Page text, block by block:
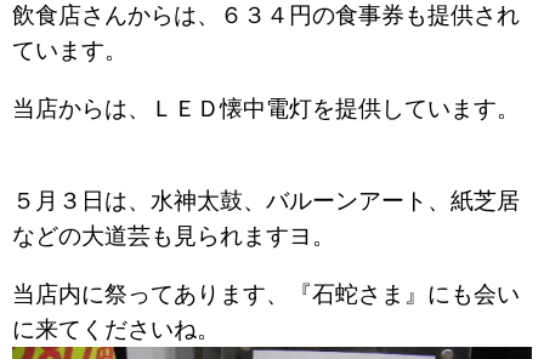
飲食店さんからは、６３４円の食事券も提供され
ています。
当店からは、ＬＥＤ懐中電灯を提供しています。
５月３日は、水神太鼓、バルーンアート、紙芝居
などの大道芸も見られますヨ。
当店内に祭ってあります、『石蛇さま』にも会い
に来てくださいね。